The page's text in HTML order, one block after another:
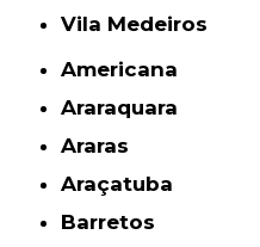
Vila Medeiros
Americana
Araraquara
Araras
Araçatuba
Barretos